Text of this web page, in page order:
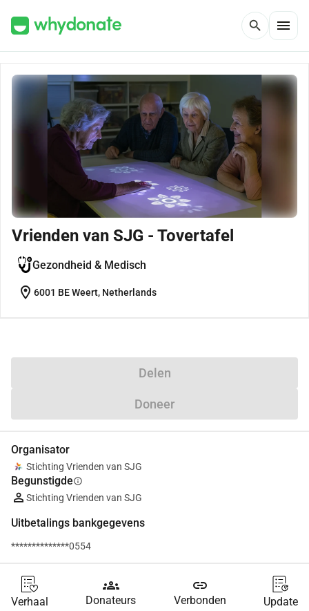
search menu
Vrienden van SJG - Tovertafel
Gezondheid & Medisch
location_on 6001 BE Weert, Netherlands
Delen
Doneer
Organisator
Stichting Vrienden van SJG
Begunstigdeinfo
Stichting Vrienden van SJG
Uitbetalings bankgegevens
**************0554
Verhaal
groups
Donateurs
link
Verbonden Update